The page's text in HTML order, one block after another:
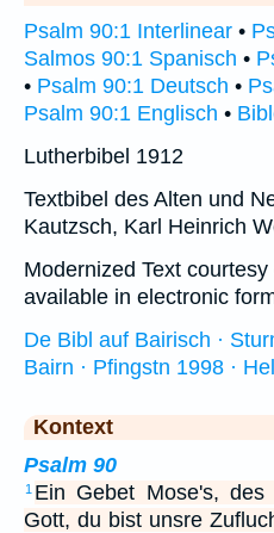
Psalm 90:1 Interlinear •
Salmos 90:1 Spanisch •
• Psalm 90:1 Deutsch •
Psalm 90:1 Englisch •
Lutherbibel 1912
Textbibel des Alten und
Kautzsch, Karl Heinrich
Modernized Text courtesy
available in electronic
De Bibl auf Bairisch ·
Bairn · Pfingstn 1998 ·
Kontext
Psalm 90
1 Ein Gebet Mose's, des
Gott, du bist unsre